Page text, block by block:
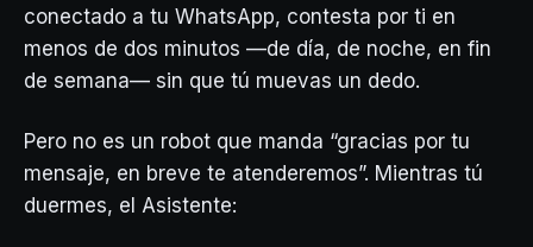
conectado a tu WhatsApp, contesta por ti en
menos de dos minutos —de día, de noche, en fin
de semana— sin que tú muevas un dedo.
Pero no es un robot que manda “gracias por tu
mensaje, en breve te atenderemos”. Mientras tú
duermes, el Asistente: